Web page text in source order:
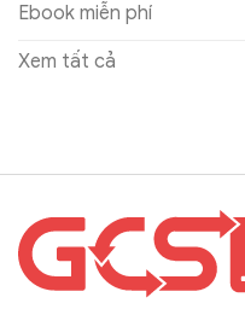
Ebook miễn phí
Xem tất cả